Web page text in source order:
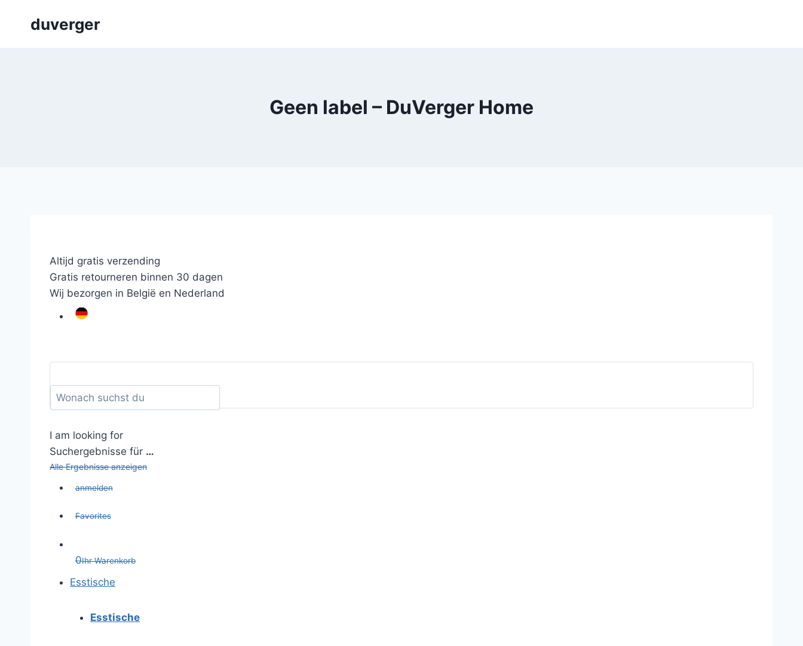
duverger
Geen label – DuVerger Home
Altijd gratis verzending
Gratis retourneren binnen 30 dagen
Wij bezorgen in België en Nederland
I am looking for
Suchergebnisse für …
Alle Ergebnisse anzeigen
anmelden
Favorites
0Ihr Warenkorb
Esstische
Esstische